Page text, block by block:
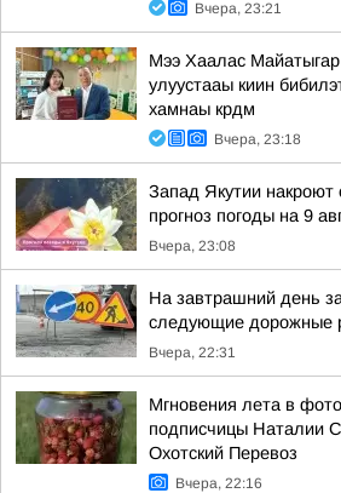
Вчера, 23:21
Мээ Хаалас
улуустааы киин
хамнаы крдм
Вчера, 23:18
Запад Якутии
прогноз погоды на 9
Вчера, 23:08
На завтрашний день
следующие дорожные
Вчера, 22:31
Мгновения лета в
подписчицы Наталии
Охотский Перевоз
Вчера, 22:16